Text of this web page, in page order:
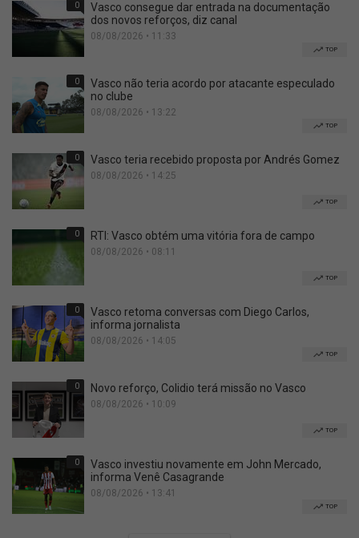
0
Vasco consegue dar entrada na documentação
dos novos reforços, diz canal
08/08/2026 • 11:33
TOP
0
Vasco não teria acordo por atacante especulado
no clube
08/08/2026 • 13:22
TOP
0 Vasco teria recebido proposta por Andrés Gomez
08/08/2026 • 14:25
TOP
0 RTI: Vasco obtém uma vitória fora de campo
08/08/2026 • 08:11
TOP
0
Vasco retoma conversas com Diego Carlos,
informa jornalista
08/08/2026 • 14:05
TOP
0 Novo reforço, Colidio terá missão no Vasco
08/08/2026 • 10:09
TOP
0
Vasco investiu novamente em John Mercado,
informa Venê Casagrande
08/08/2026 • 13:41
TOP